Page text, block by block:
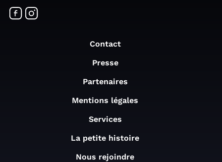
Contact
Presse
Partenaires
Mentions légales
Services
La petite histoire
Nous rejoindre